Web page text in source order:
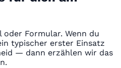
oder Formular. Wenn du
typischer erster Einsatz
— dann erzählen wir das